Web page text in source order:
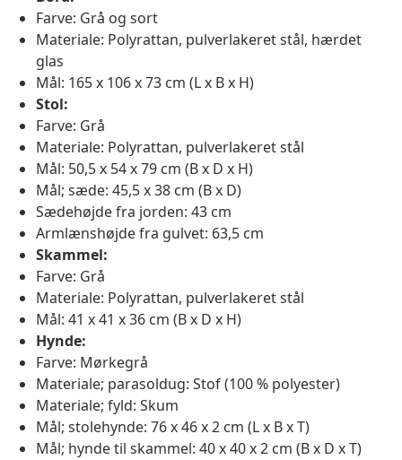
Farve: Grå og sort
Materiale: Polyrattan, pulverlakeret stål, hærdet
glas
Mål: 165 x 106 x 73 cm (L x B x H)
Stol:
Farve: Grå
Materiale: Polyrattan, pulverlakeret stål
Mål: 50,5 x 54 x 79 cm (B x D x H)
Mål; sæde: 45,5 x 38 cm (B x D)
Sædehøjde fra jorden: 43 cm
Armlænshøjde fra gulvet: 63,5 cm
Skammel:
Farve: Grå
Materiale: Polyrattan, pulverlakeret stål
Mål: 41 x 41 x 36 cm (B x D x H)
Hynde:
Farve: Mørkegrå
Materiale; parasoldug: Stof (100 % polyester)
Materiale; fyld: Skum
Mål; stolehynde: 76 x 46 x 2 cm (L x B x T)
Mål; hynde til skammel: 40 x 40 x 2 cm (B x D x T)